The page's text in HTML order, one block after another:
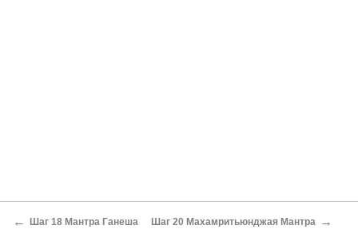
← Шаг 18 Мантра Ганеша Шаг 20 Махамритьюнджая Мантра →